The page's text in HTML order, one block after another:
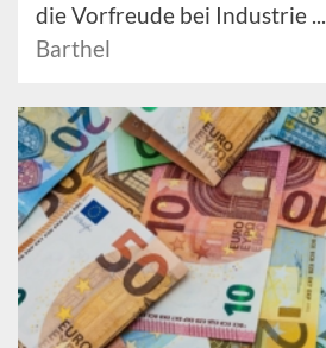
die Vorfreude bei Industrie ...
Barthel